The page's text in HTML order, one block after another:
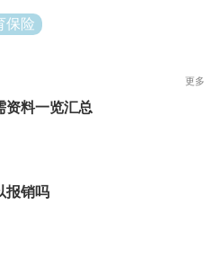
保险
更多
资料一览汇总
报销吗